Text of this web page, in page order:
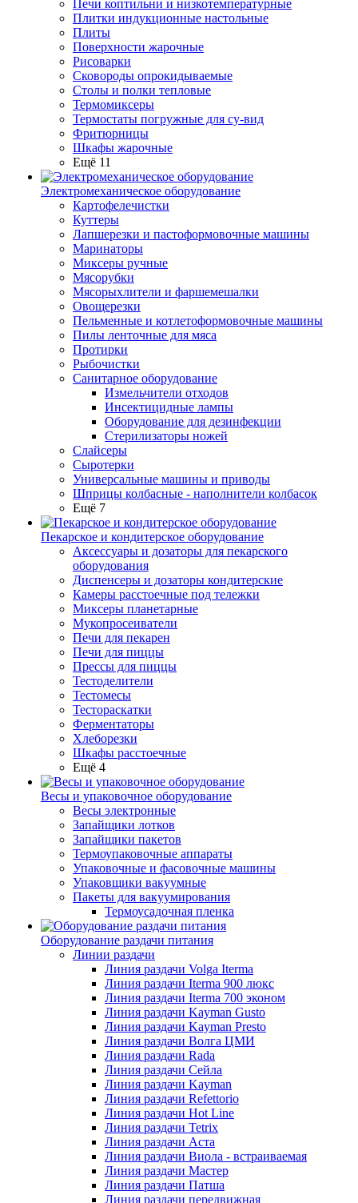
Печи коптильни и низкотемпературные
Плитки индукционные настольные
Плиты
Поверхности жарочные
Рисоварки
Сковороды опрокидываемые
Столы и полки тепловые
Термомиксеры
Термостаты погружные для су-вид
Фритюрницы
Шкафы жарочные
Ещё 11
Электромеханическое оборудование
Картофелечистки
Куттеры
Лапшерезки и пастоформовочные машины
Маринаторы
Миксеры ручные
Мясорубки
Мясорыхлители и фаршемешалки
Овощерезки
Пельменные и котлетоформовочные машины
Пилы ленточные для мяса
Протирки
Рыбочистки
Санитарное оборудование
Измельчители отходов
Инсектицидные лампы
Оборудование для дезинфекции
Стерилизаторы ножей
Слайсеры
Сыротерки
Универсальные машины и приводы
Шприцы колбасные - наполнители колбасок
Ещё 7
Пекарское и кондитерское оборудование
Аксессуары и дозаторы для пекарского
оборудования
Диспенсеры и дозаторы кондитерские
Камеры расстоечные под тележки
Миксеры планетарные
Мукопросеиватели
Печи для пекарен
Печи для пиццы
Прессы для пиццы
Тестоделители
Тестомесы
Тестораскатки
Ферментаторы
Хлеборезки
Шкафы расстоечные
Ещё 4
Весы и упаковочное оборудование
Весы электронные
Запайщики лотков
Запайщики пакетов
Термоупаковочные аппараты
Упаковочные и фасовочные машины
Упаковщики вакуумные
Пакеты для вакуумирования
Термоусадочная пленка
Оборудование раздачи питания
Линии раздачи
Линия раздачи Volga Iterma
Линия раздачи Iterma 900 люкс
Линия раздачи Iterma 700 эконом
Линия раздачи Kayman Gusto
Линия раздачи Kayman Presto
Линия раздачи Волга ЦМИ
Линия раздачи Rada
Линия раздачи Сейла
Линия раздачи Kayman
Линия раздачи Refettorio
Линия раздачи Hot Line
Линия раздачи Tetrix
Линия раздачи Аста
Линия раздачи Виола - встраиваемая
Линия раздачи Мастер
Линия раздачи Патша
Линия раздачи передвижная